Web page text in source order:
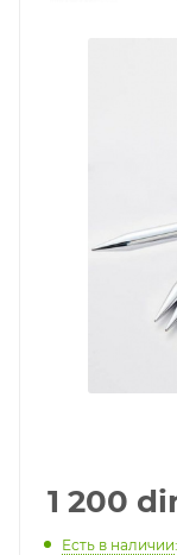
1 200
Есть в наличии